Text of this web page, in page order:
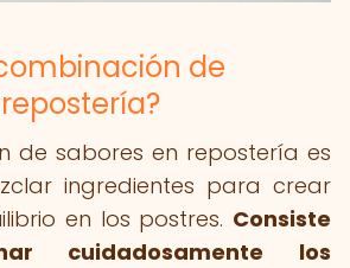
de
de sabores en repostería es
ingredientes para crear
en los postres. Consiste
cuidadosamente los